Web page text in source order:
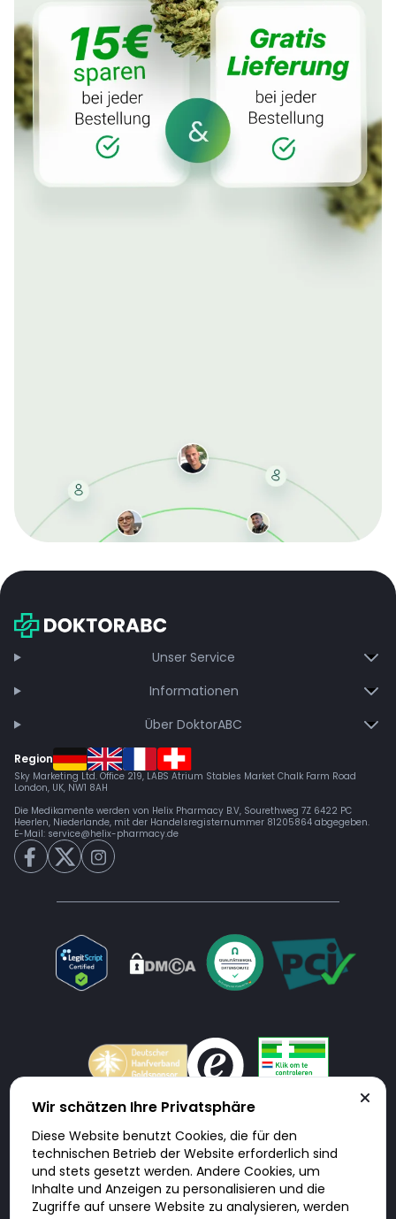
bei jeder Bestellung, erhalten schnelle Lieferung und
Unser Service
Informationen
Über DoktorABC
Region
Sky Marketing Ltd. Office 219, LABS Atrium Stables Market Chalk Farm Road
London, UK, NW1 8AH
Die Medikamente werden von Helix Pharmacy B.V, Sourethweg 7Z 6422 PC
Heerlen, Niederlande, mit der Handelsregisternummer 81205864 abgegeben.
E-Mail: service@helix-pharmacy.de
Doktorabc.com ist eine Vermittlungsplattform. Doktorabc ist ausdrücklich
keine Internetapotheke. Doktorabc bietet keine Medikamente oder
sonstige Produkte an oder liefert diese. Jegliche Informationen zu
Produkten, Medikamenten und Preisen auf der Internetseite beinhalten
kein Angebot von Doktorabc an Sie. Für die Einhaltung der in Ihrem Land
geltenden Gesetze und sonstigen Rechtsvorschriften sind Sie als Nutzer
selbst verantwortlich. Die Nutzung unseres Services auf Doktorabc durch
Wir schätzen Ihre Privatsphäre
Diese Website benutzt Cookies, die für den
technischen Betrieb der Website erforderlich sind
und stets gesetzt werden. Andere Cookies, um
Inhalte und Anzeigen zu personalisieren und die
Zugriffe auf unsere Website zu analysieren, werden